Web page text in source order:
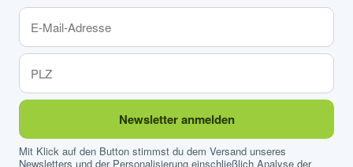
Newsletter anmelden
Mit Klick auf den Button stimmst du dem Versand unseres
Newsletters und der Personalisierung einschließlich Analyse der